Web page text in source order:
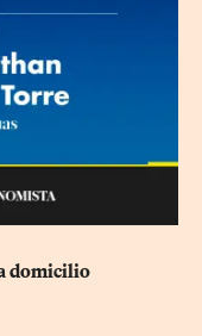
domicilio